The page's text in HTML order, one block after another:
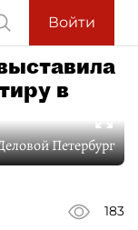
Войти
в
Петербург
183